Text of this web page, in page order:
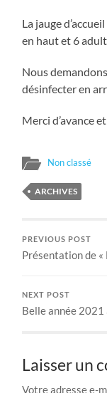
La jauge
en haut et 6
Nous
désinfecter en
Merci d’avance
Non classé
ARCHIVES
PREVIOUS POST
Présentation de «
NEXT POST
Belle année 2021
Laisser un
Votre adresse e-